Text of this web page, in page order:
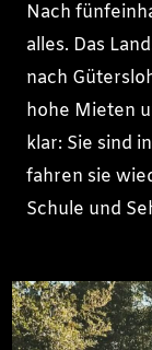
Nach
alles. Das
nach
hohe Mieten
klar: Sie sind
fahren sie
Schule und